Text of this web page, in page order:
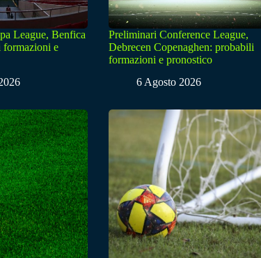
League, Benfica
formazioni e
Preliminari Conference League,
Debrecen Copenaghen: probabili
formazioni e pronostico
6 Agosto 2026